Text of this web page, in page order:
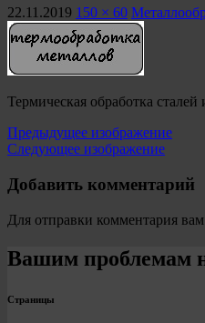
22.11.2019 150 × 60
Термическая обработка
Предыдущее изображение
Следующее изображение
Добавить комментарий
Для отправки комментария
Вашим проблемам
Страницы